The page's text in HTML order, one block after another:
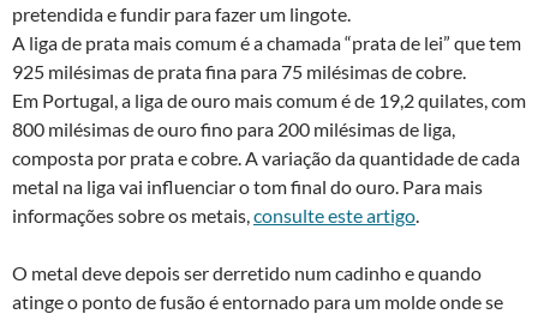
pretendida e fundir para fazer um lingote.
A liga de prata mais comum é a chamada “prata de lei” que tem
925 milésimas de prata fina para 75 milésimas de cobre.
Em Portugal, a liga de ouro mais comum é de 19,2 quilates, com
800 milésimas de ouro fino para 200 milésimas de liga,
composta por prata e cobre. A variação da quantidade de cada
metal na liga vai influenciar o tom final do ouro. Para mais
informações sobre os metais, consulte este artigo
O metal deve depois ser derretido num cadinho e quando
atinge o ponto de fusão é entornado para um molde onde se